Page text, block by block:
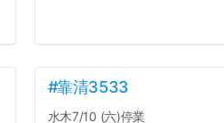
#靠清3533
水木7/10 (六)停業